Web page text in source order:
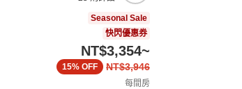
Seasonal Sale
快閃優惠券
NT$3,354~
NT$3,946
15% OFF
每間房